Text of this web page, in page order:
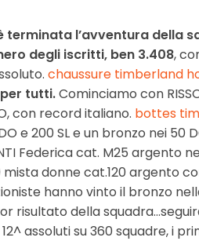
terminata l’avventura della
degli iscritti, ben 3.408,
chaussure timberland
tutti.Cominciamo con
con record italiano. bottes
e 200 SL e un bronzo nei 50
Federica cat. M25 argento
donne cat.120 argento
hanno vinto il bronzo
risultato della
assoluti su 360 squadre, i